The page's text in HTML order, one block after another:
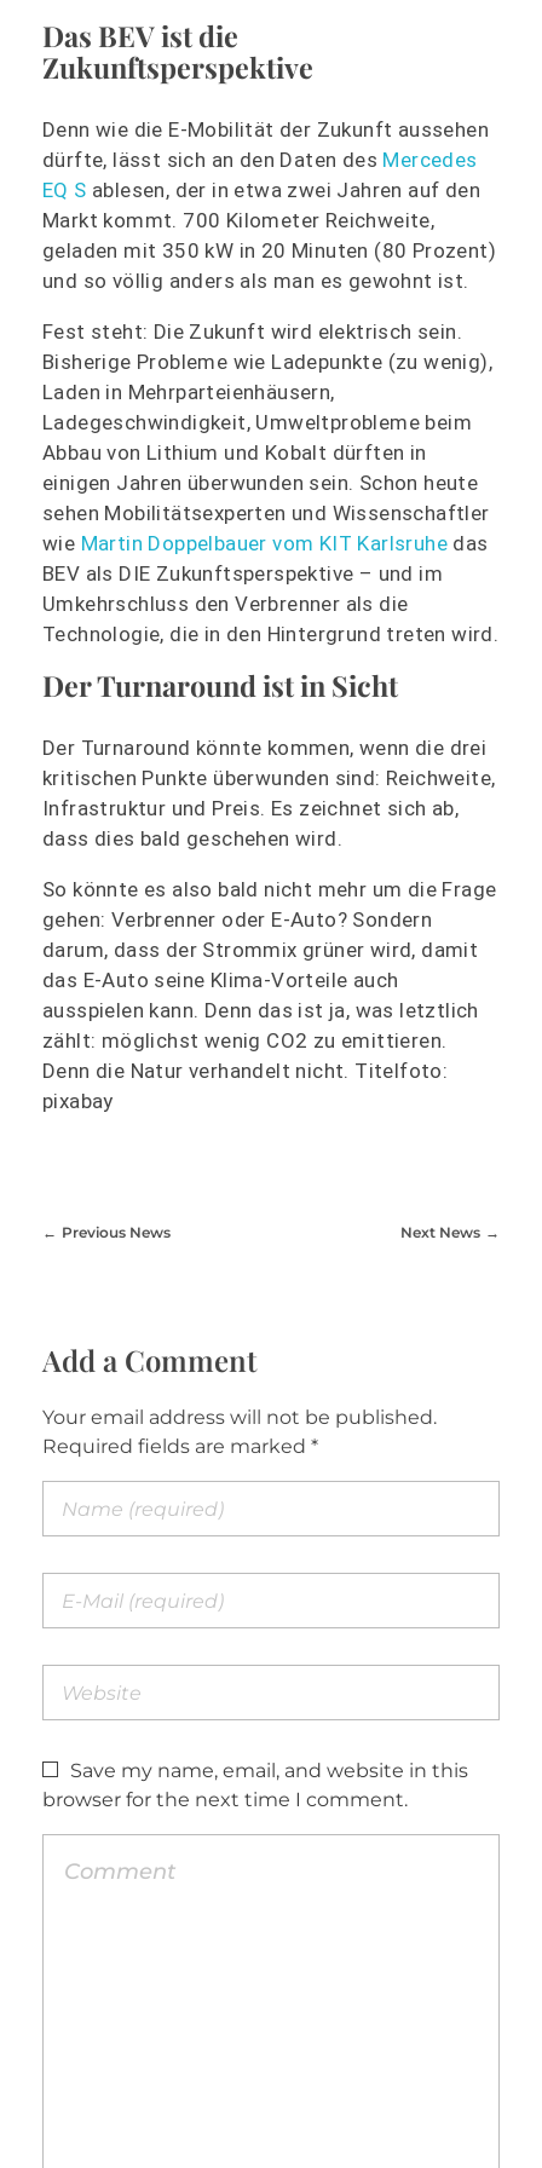
Das BEV ist die
Zukunftsperspektive
Denn wie die E-Mobilität der Zukunft aussehen
dürfte, lässt sich an den Daten des Mercedes
EQ S ablesen, der in etwa zwei Jahren auf den
Markt kommt. 700 Kilometer Reichweite,
geladen mit 350 kW in 20 Minuten (80 Prozent)
und so völlig anders als man es gewohnt ist.
Fest steht: Die Zukunft wird elektrisch sein.
Bisherige Probleme wie Ladepunkte (zu wenig),
Laden in Mehrparteienhäusern,
Ladegeschwindigkeit, Umweltprobleme beim
Abbau von Lithium und Kobalt dürften in
einigen Jahren überwunden sein. Schon heute
sehen Mobilitätsexperten und Wissenschaftler
wie Martin Doppelbauer vom KIT Karlsruhe das
BEV als DIE Zukunftsperspektive – und im
Umkehrschluss den Verbrenner als die
Technologie, die in den Hintergrund treten wird.
Der Turnaround ist in Sicht
Der Turnaround könnte kommen, wenn die drei
kritischen Punkte überwunden sind: Reichweite,
Infrastruktur und Preis. Es zeichnet sich ab,
dass dies bald geschehen wird.
So könnte es also bald nicht mehr um die Frage
gehen: Verbrenner oder E-Auto? Sondern
darum, dass der Strommix grüner wird, damit
das E-Auto seine Klima-Vorteile auch
ausspielen kann. Denn das ist ja, was letztlich
zählt: möglichst wenig CO2 zu emittieren.
Denn die Natur verhandelt nicht. Titelfoto:
pixabay
Previous News Next News
Add a Comment
Your email address will not be published.
Required fields are marked *
Save my name, email, and website in this
browser for the next time I comment.